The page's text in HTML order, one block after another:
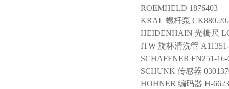
ROEMHELD 1876403
KRAL 螺杆泵
HEIDENHAIN 光栅尺
ITW 旋杯清洗管
SCHAFFNER FN251-16-
SCHUNK 传感器
HOHNER 编码器 H-